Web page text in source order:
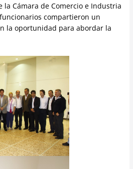
la Cámara de Comercio e Industria
compartieron un
la oportunidad para abordar la